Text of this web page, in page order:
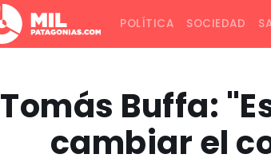
POLÍTICA SOCIEDAD
Tomás Buffa:
cambiar el